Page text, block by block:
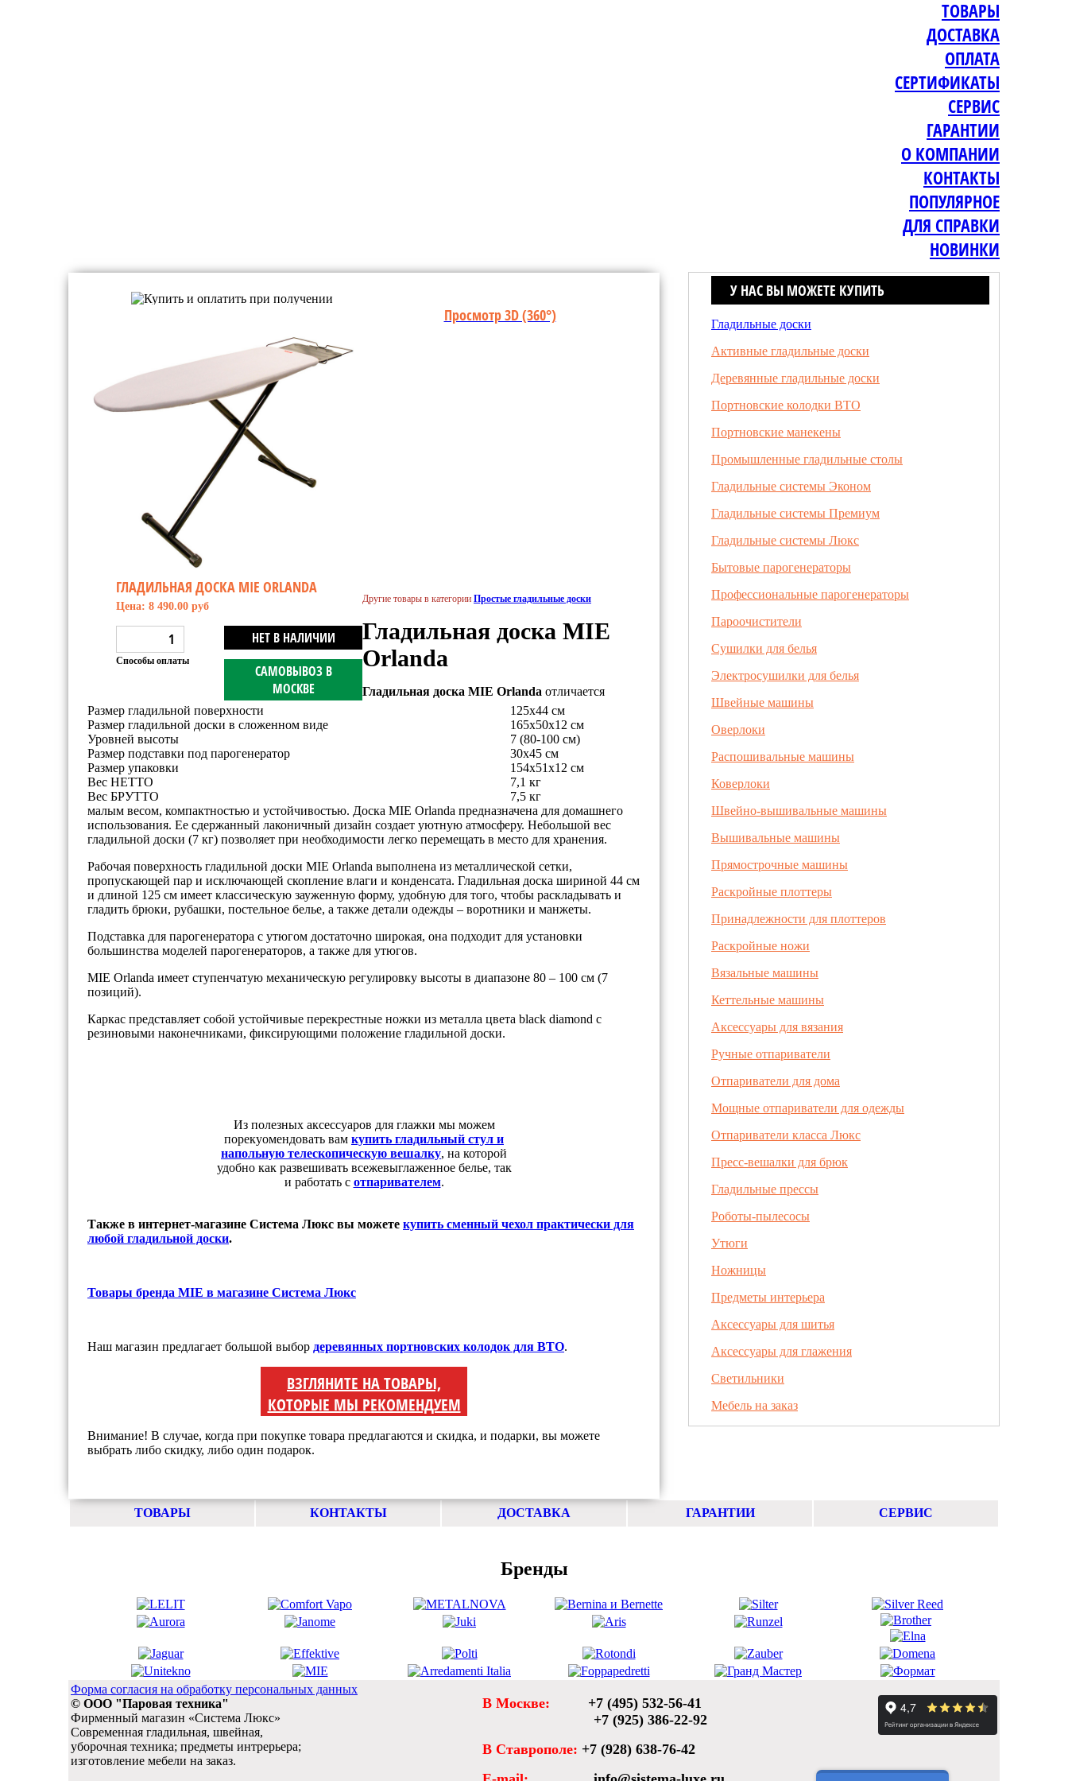
ТОВАРЫ
ДОСТАВКА
ОПЛАТА
СЕРТИФИКАТЫ
СЕРВИС
ГАРАНТИИ
О КОМПАНИИ
КОНТАКТЫ
ПОПУЛЯРНОЕ
ДЛЯ СПРАВКИ
НОВИНКИ
Просмотр 3D (360°)
ГЛАДИЛЬНАЯ ДОСКА MIE ORLANDA
Цена: 8 490.00 руб
НЕТ В НАЛИЧИИ
САМОВЫВОЗ В
МОСКВЕ
Способы оплаты
Размер гладильной поверхности
125x44 см
Размер гладильной доски в сложенном виде
165х50х12 см
Уровней высоты
7 (80-100 см)
Размер подставки под парогенератор
30х45 см
Размер упаковки
154х51х12 см
Вес НЕТТО
7,1 кг
Вес БРУТТО
7,5 кг
Другие товары в категории Простые гладильные доски
Гладильная доска MIE
Orlanda
Гладильная доска MIE Orlanda отличается
малым весом, компактностью и устойчивостью. Доска MIE Orlanda предназначена для домашнего
использования. Ее сдержанный лаконичный дизайн создает уютную атмосферу. Небольшой вес
гладильной доски (7 кг) позволяет при необходимости легко перемещать в место для хранения.
Рабочая поверхность гладильной доски MIE Orlanda выполнена из металлической сетки,
пропускающей пар и исключающей скопление влаги и конденсата. Гладильная доска шириной 44 см
и длиной 125 см имеет классическую зауженную форму, удобную для того, чтобы раскладывать и
гладить брюки, рубашки, постельное белье, а также детали одежды – воротники и манжеты.
Подставка для парогенератора с утюгом достаточно широкая, она подходит для установки
большинства моделей парогенераторов, а также для утюгов.
MIE Orlanda имеет ступенчатую механическую регулировку высоты в диапазоне 80 – 100 см (7
позиций).
Каркас представляет собой устойчивые перекрестные ножки из металла цвета black diamond с
резиновыми наконечниками, фиксирующими положение гладильной доски.
Из полезных аксессуаров для глажки мы можем
порекуомендовать вам купить гладильный стул и
напольную телескопическую вешалку, на которой
удобно как развешивать всежевыглаженное белье, так
и работать с отпаривателем.
Также в интернет-магазине Система Люкс вы можете купить сменный чехол практически для
любой гладильной доски.
Товары бренда MIE в магазине Система Люкс
Наш магазин предлагает большой выбор деревянных портновских колодок для ВТО.
ВЗГЛЯНИТЕ НА ТОВАРЫ,
КОТОРЫЕ МЫ РЕКОМЕНДУЕМ
Внимание! В случае, когда при покупке товара предлагаются и скидка, и подарки, вы можете
выбрать либо скидку, либо один подарок.
У НАС ВЫ МОЖЕТЕ КУПИТЬ
Гладильные доски
Активные гладильные доски
Деревянные гладильные доски
Портновские колодки ВТО
Портновские манекены
Промышленные гладильные столы
Гладильные системы Эконом
Гладильные системы Премиум
Гладильные системы Люкс
Бытовые парогенераторы
Профессиональные парогенераторы
Пароочистители
Сушилки для белья
Электросушилки для белья
Швейные машины
Оверлоки
Распошивальные машины
Коверлоки
Швейно-вышивальные машины
Вышивальные машины
Прямострочные машины
Раскройные плоттеры
Принадлежности для плоттеров
Раскройные ножи
Вязальные машины
Кеттельные машины
Аксессуары для вязания
Ручные отпариватели
Отпариватели для дома
Мощные отпариватели для одежды
Отпариватели класса Люкс
Пресс-вешалки для брюк
Гладильные прессы
Роботы-пылесосы
Утюги
Ножницы
Предметы интерьера
Аксессуары для шитья
Аксессуары для глажения
Светильники
Мебель на заказ
ТОВАРЫ КОНТАКТЫ ДОСТАВКА ГАРАНТИИ СЕРВИС
Бренды
Форма согласия на обработку персональных данных
© ООО "Паровая техника"
Фирменный магазин «Система Люкс»
Современная гладильная, швейная,
уборочная техника; предметы интрерьера;
изготовление мебели на заказ.
В Москве:
+7 (495) 532-56-41
+7 (925) 386-22-92
В Ставрополе: +7 (928) 638-76-42